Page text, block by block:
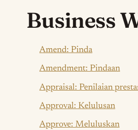
Business
Amend: Pinda
Amendment: Pindaan
Appraisal: Penilaian
Approval: Kelulusan
Approve: Meluluskan